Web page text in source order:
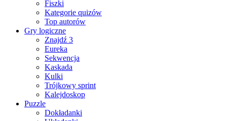
Fiszki
Kategorie quizów
Top autorów
Gry logiczne
Znajdź 3
Eureka
Sekwencja
Kaskada
Kulki
Trójkowy sprint
Kalejdoskop
Puzzle
Dokładanki